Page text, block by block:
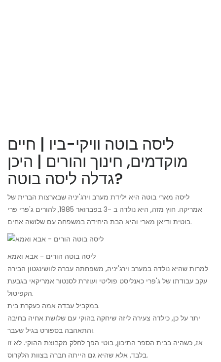
ליסה בוטה וויקי-ביו | חיים
מוקדמים, חינוך והורים | היכן
גדלה ליסה בוטה?
ליסה מארי בוטה היא ילידת מערב וירג'יניה שבארצות הברית של
אמריקה. חוץ מזה, היא נולדה ב -3 בפברואר 1985, להורים ג'פרי פרי
בוטית ודיאן מארי והיא הבת היחידה במשפחה עם שלושה אחים.
ליסה בוטה הורים - אבא ואמא
למרות שהיא נולדה במערב וירג'יניה, משפחתה עברה לוושינגטון הבירה
עקב עבודתו של ג'פרי כאנליסט פוליטי ועוזרת לסנטור אמריקאי בגבעת
הקפיטול.
במקביל עבדה אמה כעקרת בית.
יתר על כן, כילדה צעירה ליזה שיחקה בהוקי עם שלושת אחיה בחיבה
והתאהבה בספורט בגיל שעבר.
אז, כשהיה בבית הספר התיכון, בוטי הפך לחלק מקבוצת ההוקי. לא זו
בלבד, אלא שהיא גם הייתה חברה בצוות הלקרוס.